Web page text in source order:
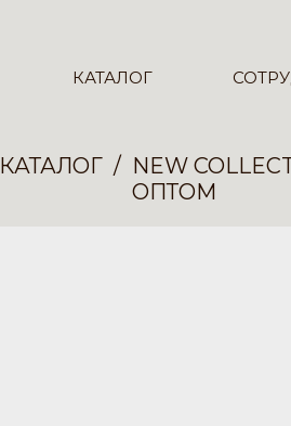
КАТАЛОГ
КАТАЛОГ
NEW
ОПТОМ